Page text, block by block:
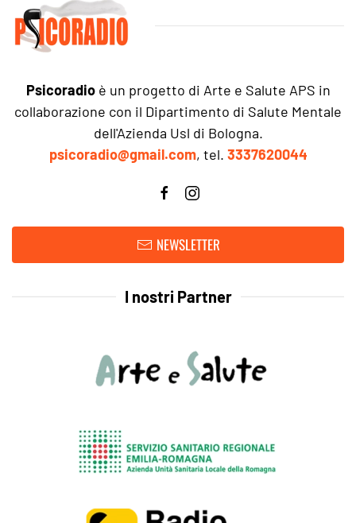
Psicoradioè un progetto di Arte e Salute APS in
collaborazione con il Dipartimento di Salute Mentale
dell'Azienda Usl di Bologna.
psicoradio@gmail.com, tel. 3337620044
NEWSLETTER
I nostri Partner